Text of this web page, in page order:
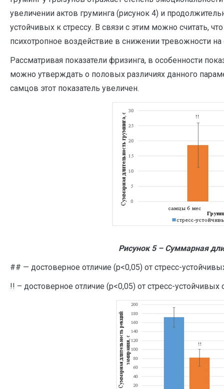
увеличении актов груминга (рисунок 4) и
устойчивых к стрессу. В связи с этим можно считать,
психотропное воздействие в снижении тревожности
Рассматривая показатели фризинга, в особенности
можно утверждать о половых различиях данного
самцов этот показатель увеличен.
Рисунок 5 – Суммарная
## — достоверное отличие (р<0,05) от стресс-
!! – достоверное отличие (р<0,05) от стресс-устойчивых